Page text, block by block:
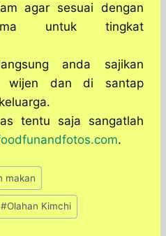
agar sesuai dengan
untuk tingkat
anda sajikan
wijen dan di santap
tentu saja sangatlah
.
makan
#Olahan Kimchi